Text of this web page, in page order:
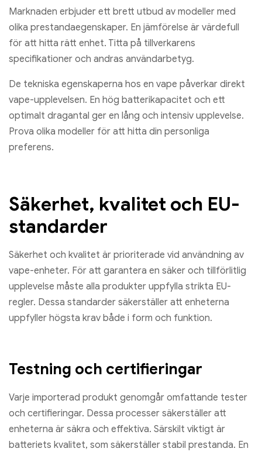
Marknaden erbjuder ett brett utbud av modeller med
olika prestandaegenskaper. En jämförelse är värdefull
för att hitta rätt enhet. Titta på tillverkarens
specifikationer och andras användarbetyg.
De tekniska egenskaperna hos en vape påverkar direkt
vape-upplevelsen. En hög batterikapacitet och ett
optimalt dragantal ger en lång och intensiv upplevelse.
Prova olika modeller för att hitta din personliga
preferens.
Säkerhet, kvalitet och EU-
standarder
Säkerhet och kvalitet är prioriterade vid användning av
vape-enheter. För att garantera en säker och tillförlitlig
upplevelse måste alla produkter uppfylla strikta EU-
regler. Dessa standarder säkerställer att enheterna
uppfyller högsta krav både i form och funktion.
Testning och certifieringar
Varje importerad produkt genomgår omfattande tester
och certifieringar. Dessa processer säkerställer att
enheterna är säkra och effektiva. Särskilt viktigt är
batteriets kvalitet, som säkerställer stabil prestanda. En